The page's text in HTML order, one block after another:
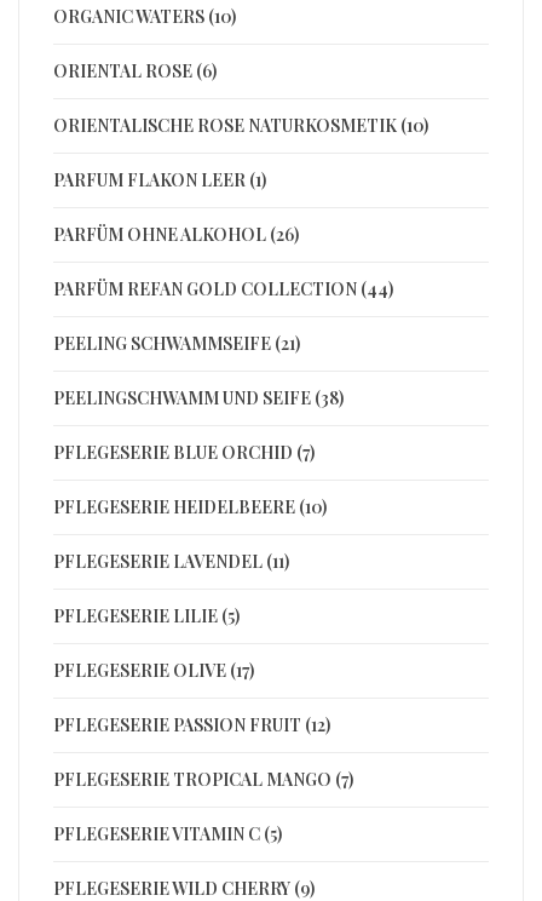
ORGANIC WATERS (10)
ORIENTAL ROSE (6)
ORIENTALISCHE ROSE NATURKOSMETIK (10)
PARFUM FLAKON LEER (1)
PARFÜM OHNE ALKOHOL (26)
PARFÜM REFAN GOLD COLLECTION (44)
PEELING SCHWAMMSEIFE (21)
PEELINGSCHWAMM UND SEIFE (38)
PFLEGESERIE BLUE ORCHID (7)
PFLEGESERIE HEIDELBEERE (10)
PFLEGESERIE LAVENDEL (11)
PFLEGESERIE LILIE (5)
PFLEGESERIE OLIVE (17)
PFLEGESERIE PASSION FRUIT (12)
PFLEGESERIE TROPICAL MANGO (7)
PFLEGESERIE VITAMIN C (5)
PFLEGESERIE WILD CHERRY (9)